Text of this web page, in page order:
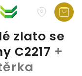
zlato se
C2217 +